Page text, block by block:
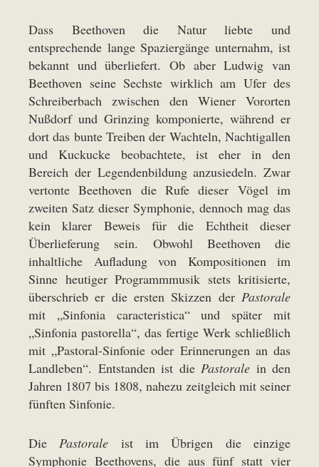
Dass Beethoven die Natur liebte und
entsprechende lange Spaziergänge unternahm, ist
bekannt und überliefert. Ob aber Ludwig van
Beethoven seine Sechste wirklich am Ufer des
Schreiberbach zwischen den Wiener Vororten
Nußdorf und Grinzing komponierte, während er
dort das bunte Treiben der Wachteln, Nachtigallen
und Kuckucke beobachtete, ist eher in den
Bereich der Legendenbildung anzusiedeln. Zwar
vertonte Beethoven die Rufe dieser Vögel im
zweiten Satz dieser Symphonie, dennoch mag das
kein klarer Beweis für die Echtheit dieser
Überlieferung sein. Obwohl Beethoven die
inhaltliche Aufladung von Kompositionen im
Sinne heutiger Programmmusik stets kritisierte,
überschrieb er die ersten Skizzen der Pastorale
mit „Sinfonia caracteristica“ und später mit
„Sinfonia pastorella“, das fertige Werk schließlich
mit „Pastoral-Sinfonie oder Erinnerungen an das
Landleben“. Entstanden ist die Pastorale in den
Jahren 1807 bis 1808, nahezu zeitgleich mit seiner
fünften Sinfonie.
DiePastorale ist im Übrigen die einzige
Symphonie Beethovens, die aus fünf statt vier